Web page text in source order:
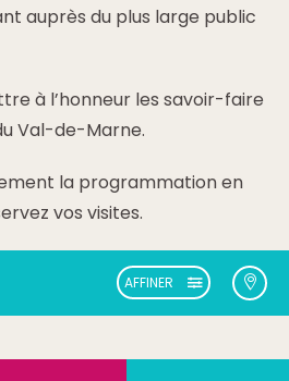
auprès du plus large public
à l’honneur les savoir-faire
Val-de-Marne.
la programmation en
vos visites.
AFFINER